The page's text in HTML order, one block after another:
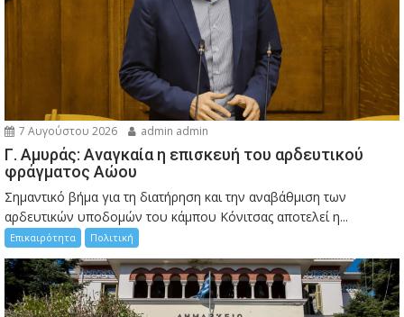
7 Αυγούστου 2026 admin admin
Γ. Αμυράς: Αναγκαία η επισκευή του αρδευτικού
φράγματος Αώου
Σημαντικό βήμα για τη διατήρηση και την αναβάθμιση των
αρδευτικών υποδομών του κάμπου Κόνιτσας αποτελεί η...
Επικαιρότητα Πολιτική